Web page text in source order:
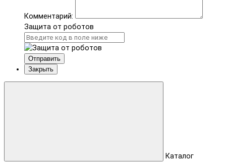
Комментарий:
Защита от роботов
Отправить
Закрыть
Каталог